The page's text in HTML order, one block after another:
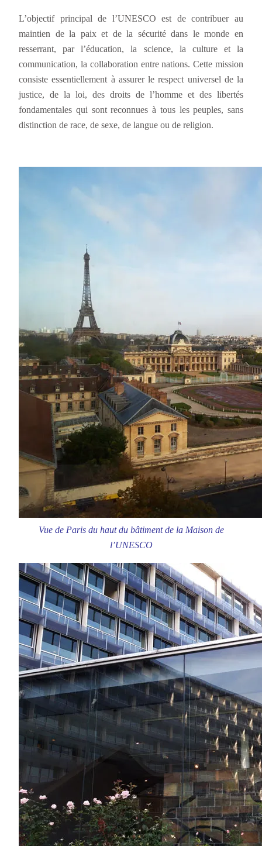
L’objectif principal de l’UNESCO est de contribuer au
maintien de la paix et de la sécurité dans le monde en
resserrant, par l’éducation, la science, la culture et la
communication, la collaboration entre nations. Cette mission
consiste essentiellement à assurer le respect universel de la
justice, de la loi, des droits de l’homme et des libertés
fondamentales qui sont reconnues à tous les peuples, sans
distinction de race, de sexe, de langue ou de religion.
Vue de Paris du haut du bâtiment de la Maison de
l’UNESCO